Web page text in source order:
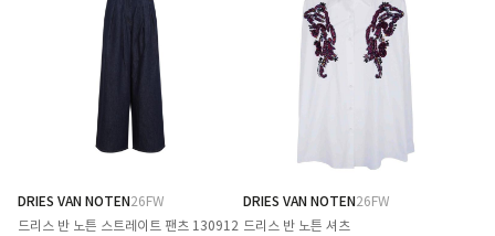
DRIES VAN NOTEN26FW
드리스 반 노튼 스트레이트 팬츠 130912
DRIES VAN NOTEN26FW
드리스 반 노튼 셔츠